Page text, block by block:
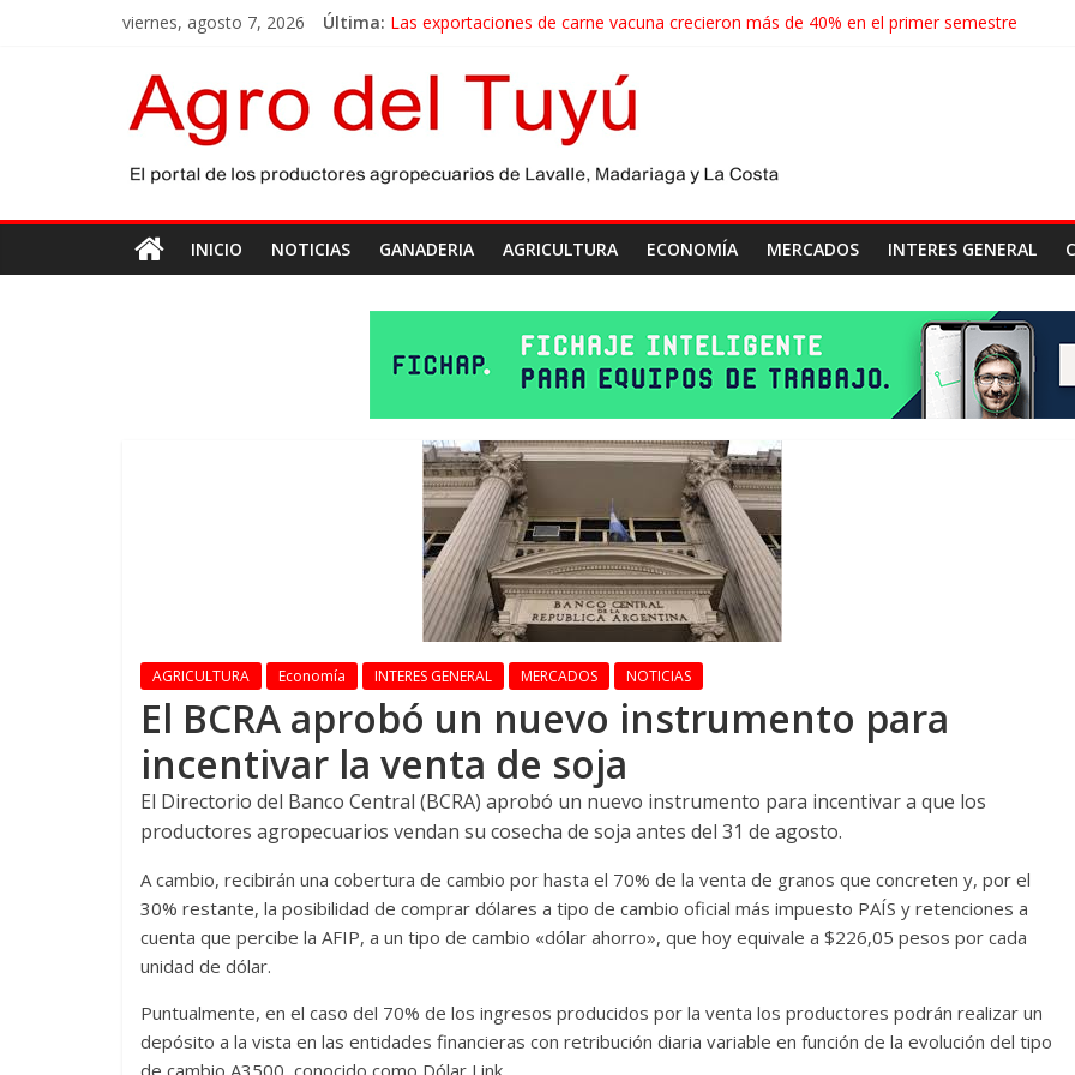
viernes, agosto 7, 2026 Última: Las exportaciones de carne vacuna crecieron más de 40% en el primer semestre
El gobierno bonaerense realizará un censo para actualizar el mapa de la producción
Las exportaciones agroindustriales anotaron un récord histórico en el primer semestre
Maíz: estiman una cosecha récord de 71,5 millones de toneladas
INICIO NOTICIAS GANADERIA AGRICULTURA ECONOMÍA MERCADOS INTERES GENERAL
AGRICULTURA Economía INTERES GENERAL MERCADOS NOTICIAS
El BCRA aprobó un nuevo instrumento para
incentivar la venta de soja
El Directorio del Banco Central (BCRA) aprobó un nuevo instrumento para incentivar a que los
productores agropecuarios vendan su cosecha de soja antes del 31 de agosto.
A cambio, recibirán una cobertura de cambio por hasta el 70% de la venta de granos que concreten y, por el
30% restante, la posibilidad de comprar dólares a tipo de cambio oficial más impuesto PAÍS y retenciones a
cuenta que percibe la AFIP, a un tipo de cambio «dólar ahorro», que hoy equivale a $226,05 pesos por cada
unidad de dólar.
Puntualmente, en el caso del 70% de los ingresos producidos por la venta los productores podrán realizar un
depósito a la vista en las entidades financieras con retribución diaria variable en función de la evolución del tipo
de cambio A3500, conocido como Dólar Link.